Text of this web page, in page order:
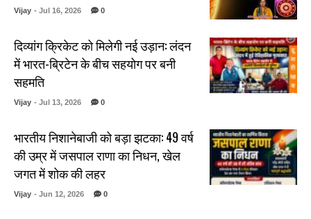
Vijay - Jul 16, 2026 0
दिव्यांग क्रिकेट को मिलेगी नई उड़ान: लंदन
में भारत-ब्रिटेन के बीच सहयोग पर बनी
सहमति
Vijay - Jul 13, 2026 0
भारतीय निशानेबाजी को बड़ा झटका: 49 वर्ष
की उम्र में जसपाल राणा का निधन, खेल
जगत में शोक की लहर
Vijay - Jun 12, 2026 0